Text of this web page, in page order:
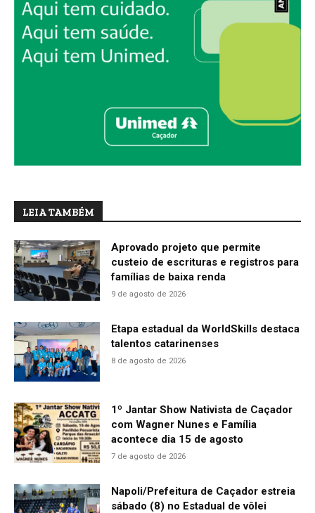
LEIA TAMBÉM
Aprovado projeto que permite
custeio de escrituras e registros para
famílias de baixa renda
9 de agosto de 2026
Etapa estadual da WorldSkills destaca
talentos catarinenses
8 de agosto de 2026
1º Jantar Show Nativista de Caçador
com Wagner Nunes e Família
acontece dia 15 de agosto
7 de agosto de 2026
Napoli/Prefeitura de Caçador estreia
sábado (8) no Estadual de vôlei